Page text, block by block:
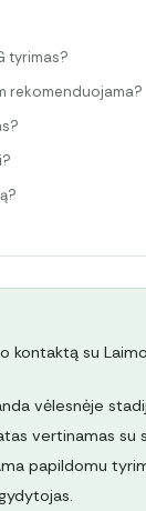
tyrimas?
rekomenduojama?
kontaktą su
vėlesnėje
vertinamas su
papildomu